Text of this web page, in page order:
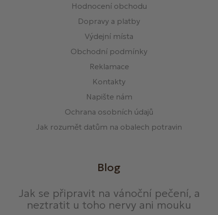
Hodnocení obchodu
Dopravy a platby
Výdejní místa
Obchodní podmínky
Reklamace
Kontakty
Napište nám
Ochrana osobních údajů
Jak rozumět datům na obalech potravin
Blog
Jak se připravit na vánoční pečení, a
neztratit u toho nervy ani mouku